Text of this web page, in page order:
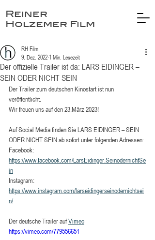
Reiner
Holzemer Film
Der offizielle Trailer ist da: LARS EIDINGER –
SEIN ODER NICHT SEIN
RH Film
9. Dez. 2022 1 Min. Lesezeit
Der Trailer zum deutschen Kinostart ist nun
veröffentlicht.
Wir freuen uns auf den 23.März 2023!
Auf Social Media finden Sie LARS EIDINGER – SEIN
ODER NICHT SEIN ab sofort unter folgenden Adressen:
Facebook:
https://www.facebook.com/LarsEidinger.SeinodernichtSe
in
Instagram:
https://www.instagram.com/larseidingerseinodernichtsei
n/
Der deutsche Trailer auf Vimeo
https://vimeo.com/779556651